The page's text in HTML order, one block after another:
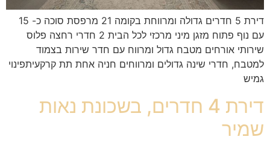
דירת 5 חדרים גדולה ומרווחת בקומה 21 מרפסת סוכה כ- 15
עם נוף פתוח מזגן מיני מרכזי לכל הבית 2 חדרי רחצה פלוס
שירותי אורחים מטבח גדול ומרווח עם חדר שירות בצמוד
למטבח, חדרי שינה גדולים ומרווחים חניה אחת תת קרקעיתפינוי
גמיש
דירת 4 חדרים, בשכונת נאות
שמיר